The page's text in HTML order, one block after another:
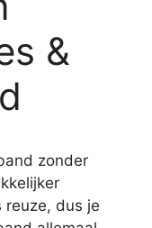
&
zonder
reuze, dus je